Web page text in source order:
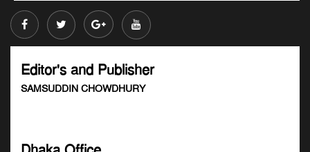
Editor's and Publisher
SAMSUDDIN CHOWDHURY